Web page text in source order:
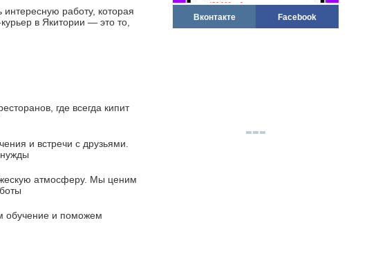
Вконтакте Facebook
работу, которая
в Якитории — это то,
где всегда кипит
и встречи с друзьями.
атмосферу. Мы ценим
и поможем